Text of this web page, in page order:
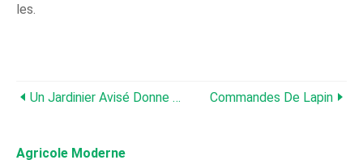
les.
Un Jardinier Avisé Donne À Un Chevreuil Sa Propre Prairie De Trèfle Commandes De Lapin
Agricole Moderne